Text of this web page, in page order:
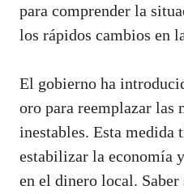
para comprender la
los rápidos cambios en
El gobierno ha
oro para reemplazar las
inestables. Esta medida
estabilizar la economía
en el dinero local. Saber